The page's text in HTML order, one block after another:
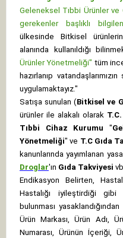
Geleneksel Tıbbi Ürünler ve
gerekenler başlıklı
ülkesinde Bitkisel
alanında kullanıldığı
Ürünler Yönetmeliği" tüm
hazırlanıp
uygulamaktayız."
Satışa sunulan (Bitkisel ve
ürünler ile alakalı olarak
Tıbbi Cihaz Kurumu "
Yönetmeliği" ve T.C Gıda
kanunlarında yayımlanan
Droglar'ın Gıda Takviyesi
Endikasyon Belirten,
Hastalığı iyileştirdiği gibi
bulunması
Ürün Markası, Ürün Adı,
Numarası, Ürünün İçeriği,